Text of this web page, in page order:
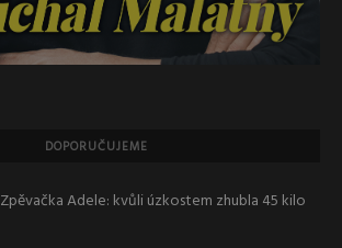
DOPORUČUJEME
Zpěvačka Adele: kvůli úzkostem zhubla 45 kilo